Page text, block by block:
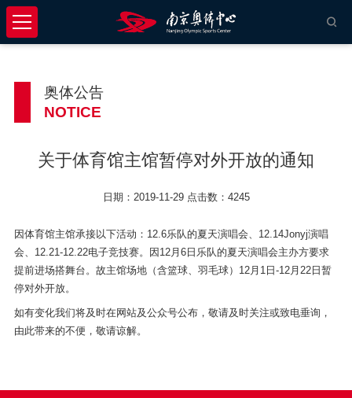
奥体公告
NOTICE
关于体育馆主馆暂停对外开放的通知
日期：2019-11-29 点击数：4245
因体育馆主馆承接以下活动：12.6乐队的夏天演唱会、12.14Jonyj演唱
会、12.21-12.22电子竞技赛。因12月6日乐队的夏天演唱会主办方要求
提前进场搭舞台。故主馆场地（含篮球、羽毛球）12月1日-12月22日暂
停对外开放。
如有变化我们将及时在网站及公众号公布，敬请及时关注或致电垂询，
由此带来的不便，敬请谅解。